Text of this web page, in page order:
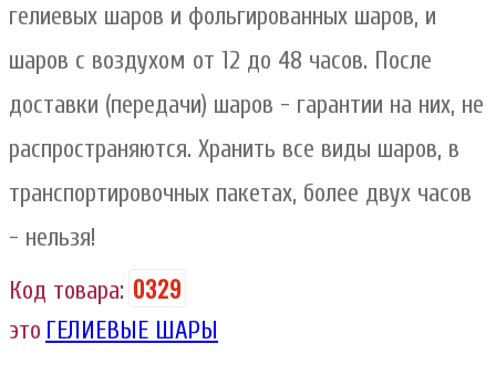
гелиевых шаров и фольгированных шаров, и
шаров с воздухом от 12 до 48 часов. После
доставки (передачи) шаров - гарантии на них, не
распространяются. Хранить все виды шаров, в
транспортировочных пакетах, более двух часов
- нельзя!
Код товара: 0329
это ГЕЛИЕВЫЕ ШАРЫ